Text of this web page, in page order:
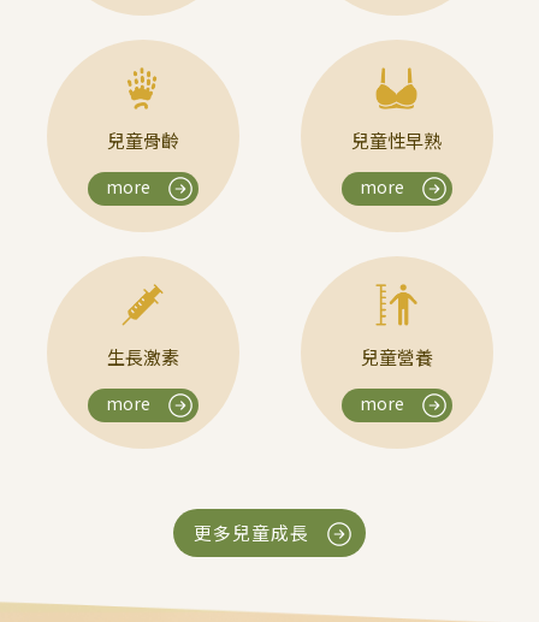
兒童骨齡
more
兒童性早熟
more
生長激素
more
兒童營養
more
更多兒童成長